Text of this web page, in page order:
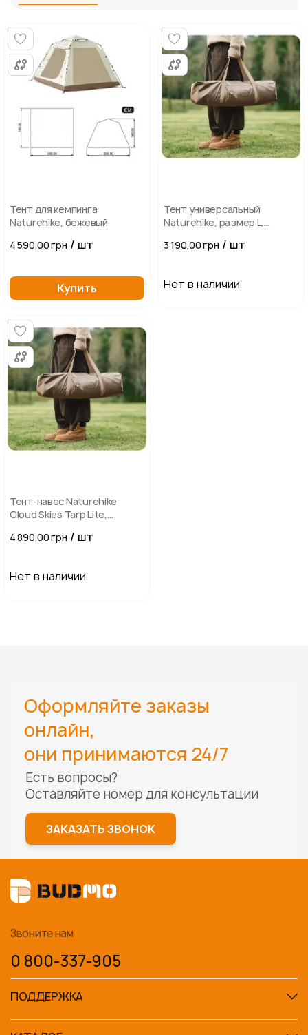
убыванию
Тент для кемпинга
Naturehike, бежевый
4 590,00 грн / шт
Купить
Тент универсальный
Naturehike, размер L,
3 190,00 грн / шт
Нет в наличии
Тент-навес Naturehike
Cloud Skies Tarp Lite,
4 890,00 грн / шт
Нет в наличии
Оформляйте заказы
онлайн,
они принимаются 24/7
Есть вопросы?
Оставляйте номер для консультации
ЗАКАЗАТЬ ЗВОНОК
Звоните нам
0 800-337-905
ПОДДЕРЖКА